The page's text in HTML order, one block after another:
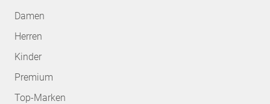
Damen
Herren
Kinder
Premium
Top-Marken